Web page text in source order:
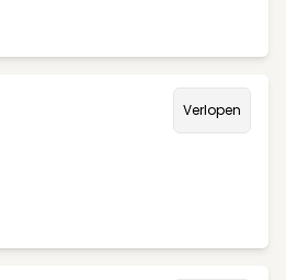
Verlopen